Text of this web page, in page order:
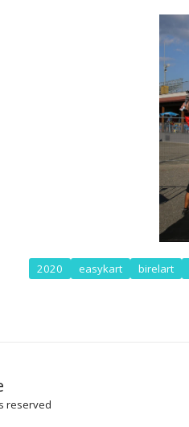
2020 easykart birelart
reserved